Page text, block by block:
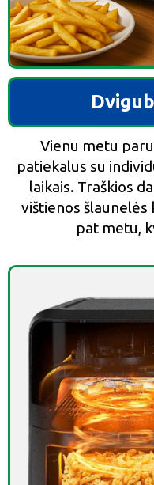
Vienu metu
patiekalus su
laikais. Traškios
vištienos šlaunelės
pat metu,